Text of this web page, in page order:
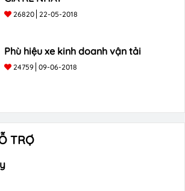
26820 22-05-2018
Phù hiệu xe kinh doanh vận tải
24759 09-06-2018
TRỢ